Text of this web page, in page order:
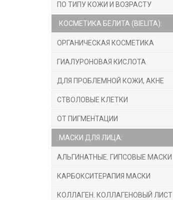
ПО ТИПУ КОЖИ И ВОЗРАСТУ
КОСМЕТИКА БЕЛИТА (BIELITA):
ОРГАНИЧЕСКАЯ КОСМЕТИКА
ГИАЛУРОНОВАЯ КИСЛОТА
ДЛЯ ПРОБЛЕМНОЙ КОЖИ, АКНЕ
СТВОЛОВЫЕ КЛЕТКИ
ОТ ПИГМЕНТАЦИИ
МАСКИ ДЛЯ ЛИЦА:
АЛЬГИНАТНЫЕ. ГИПСОВЫЕ МАСКИ
КАРБОКСИТЕРАПИЯ МАСКИ
КОЛЛАГЕН. КОЛЛАГЕНОВЫЙ ЛИСТ